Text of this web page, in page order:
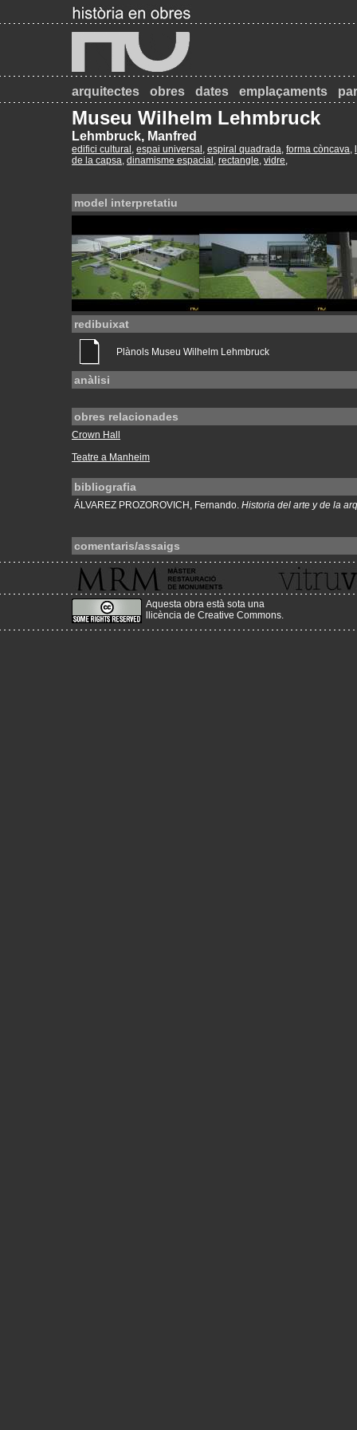
arquitectes obres dates emplaçaments
Museu Wilhelm Lehmbruck
Lehmbruck, Manfred
edifici cultural , espai universal , espiral quadrada, forma còncava,
de la capsa, dinamisme espacial , rectangle, vidre,
model interpretatiu
redibuixat
Plànols Museu Wilhelm Lehmbruck
anàlisi
obres relacionades
Crown Hall
Teatre a Manheim
bibliografia
ÁLVAREZ PROZOROVICH, Fernando. Historia del arte y de la
comentaris/assaigs
Aquesta obra està sota una
llicència de Creative Commons.